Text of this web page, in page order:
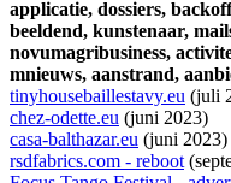
applicatie, dossiers,
beeldend, kunstenaar,
novumagribusiness,
mnieuws, aanstrand,
tinyhousebaillestavy.eu (juli
chez-odette.eu (juni 2023)
casa-balthazar.eu (juni 2023)
rsdfabrics.com - reboot